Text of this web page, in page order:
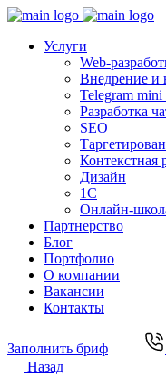
Услуги
Web-
Внедрение и
Telegram mini
Разработка
SEO
Контекстная
Дизайн
1С
Онлайн-
Партнерство
Блог
Портфолио
О компании
Вакансии
Контакты
Заполнить бриф
Назад